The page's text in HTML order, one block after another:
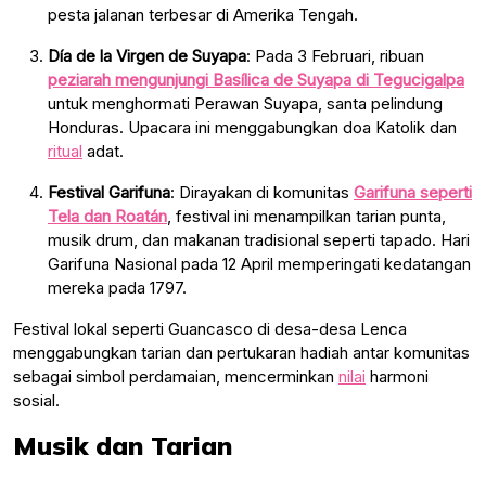
pesta jalanan terbesar di Amerika Tengah.
Día de la Virgen de Suyapa: Pada 3 Februari, ribuan
peziarah mengunjungi Basílica de Suyapa di Tegucigalpa
untuk menghormati Perawan Suyapa, santa pelindung
Honduras. Upacara ini menggabungkan doa Katolik dan
ritual adat.
Festival Garifuna: Dirayakan di komunitas Garifuna seperti
Tela dan Roatán , festival ini menampilkan tarian punta,
musik drum, dan makanan tradisional seperti tapado. Hari
Garifuna Nasional pada 12 April memperingati kedatangan
mereka pada 1797.
Festival lokal seperti Guancasco di desa-desa Lenca
menggabungkan tarian dan pertukaran hadiah antar komunitas
sebagai simbol perdamaian, mencerminkan nilai harmoni
sosial.
Musik dan Tarian